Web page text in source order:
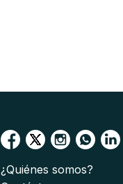
¿Quiénes somos?